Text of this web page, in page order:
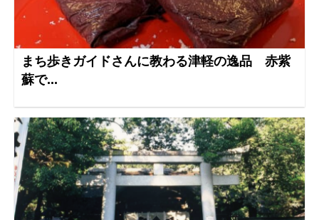
まち歩きガイドさんに教わる津軽の逸品 赤紫
蘇で...